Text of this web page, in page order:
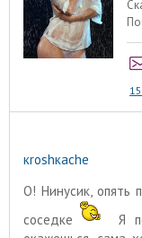
кroshкache
О! Нинусик, опять
соседке
Я